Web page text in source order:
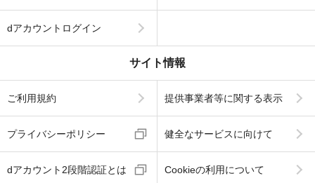
dアカウントログイン
サイト情報
ご利用規約 提供事業者等に関する表示
プライバシーポリシー 健全なサービスに向けて
dアカウント2段階認証とは Cookieの利用について